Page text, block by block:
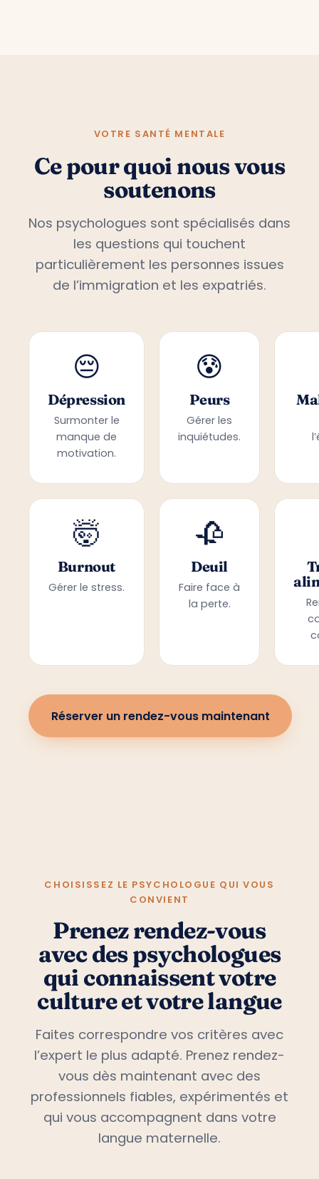
VOTRE SANTÉ MENTALE
Ce pour quoi nous vous
soutenons
Nos psychologues sont spécialisés dans
les questions qui touchent
particulièrement les personnes issues
de l’immigration et les expatriés.
😔
Dépression
Surmonter le
manque de
motivation.
😰
Peurs
Gérer les
inquiétudes.
🤯
Burnout
Gérer le stress.
🥀
Deuil
Faire face à
la perte.
Réserver un rendez-vous maintenant
CHOISISSEZ LE PSYCHOLOGUE QUI VOUS
CONVIENT
Prenez rendez-vous
avec des psychologues
qui connaissent votre
culture et votre langue
Faites correspondre vos critères avec
l’expert le plus adapté. Prenez rendez-
vous dès maintenant avec des
professionnels fiables, expérimentés et
qui vous accompagnent dans votre
langue maternelle.